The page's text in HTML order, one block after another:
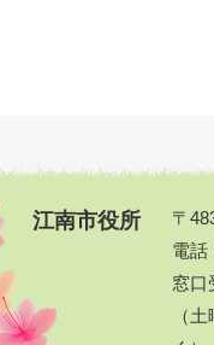
江南市役所
〒
電話
窓口
（